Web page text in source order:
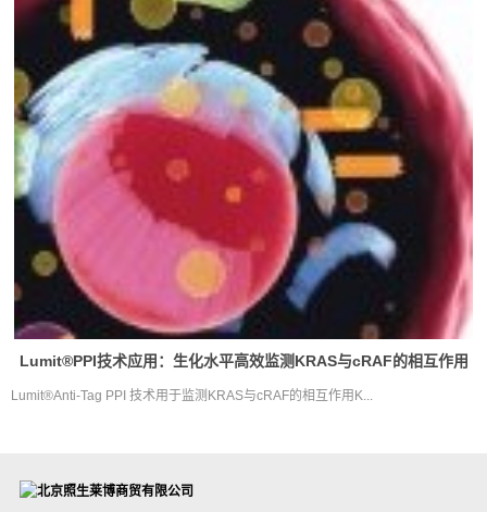
Lumit®PPI技术应用：生化水平高效监测KRAS与cRAF的相互作用
Lumit®Anti-Tag PPI 技术用于监测KRAS与cRAF的相互作用K...